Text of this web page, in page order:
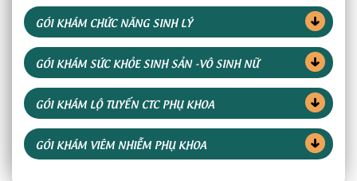
GÓI KHÁM CHỨC NĂNG SINH LÝ
GÓI KHÁM SỨC KHỎE SINH SẢN -VÔ SINH NỮ
GÓI KHÁM LỘ TUYẾN CTC PHỤ KHOA
GÓI KHÁM VIÊM NHIỄM PHỤ KHOA